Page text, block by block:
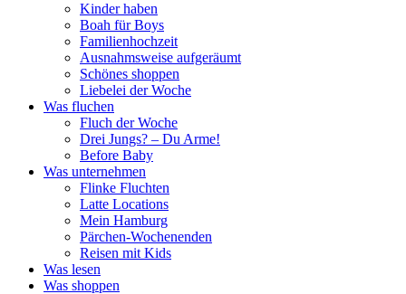
Kinder haben
Boah für Boys
Familienhochzeit
Ausnahmsweise aufgeräumt
Schönes shoppen
Liebelei der Woche
Was fluchen
Fluch der Woche
Drei Jungs? – Du Arme!
Before Baby
Was unternehmen
Flinke Fluchten
Latte Locations
Mein Hamburg
Pärchen-Wochenenden
Reisen mit Kids
Was lesen
Was shoppen